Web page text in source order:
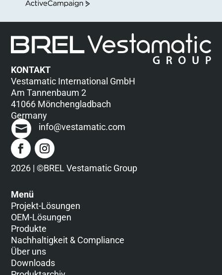
ActiveCampaign
KONTAKT
Vestamatic International GmbH
Am Tannenbaum 2
41066 Mönchengladbach
Germany
info@vestamatic.com
2026 | ©BREL Vestamatic Group
Menü
Projekt-Lösungen
OEM-Lösungen
Produkte
Nachhaltigkeit & Compliance
Über uns
Downloads